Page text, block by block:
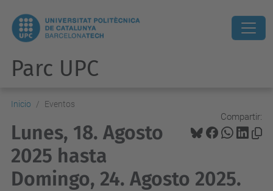
Parc UPC
Inicio Eventos
Compartir:
Lunes, 18. Agosto
2025 hasta
Domingo, 24. Agosto 2025.